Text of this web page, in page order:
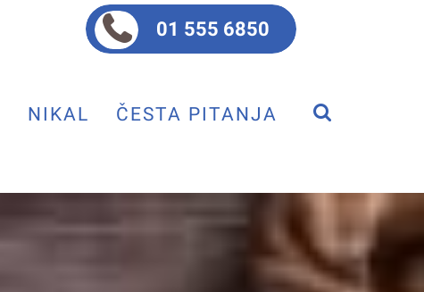
01 555 6850
NIKAL ČESTA PITANJA